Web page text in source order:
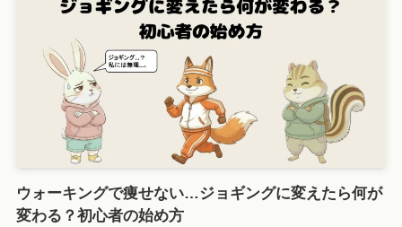
ウォーキングで痩せない…ジョギングに変えたら何が
変わる？初心者の始め方